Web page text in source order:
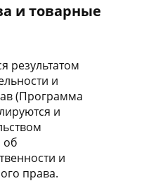
и товарные
результатом
и
(Программа
и
об
и
права.